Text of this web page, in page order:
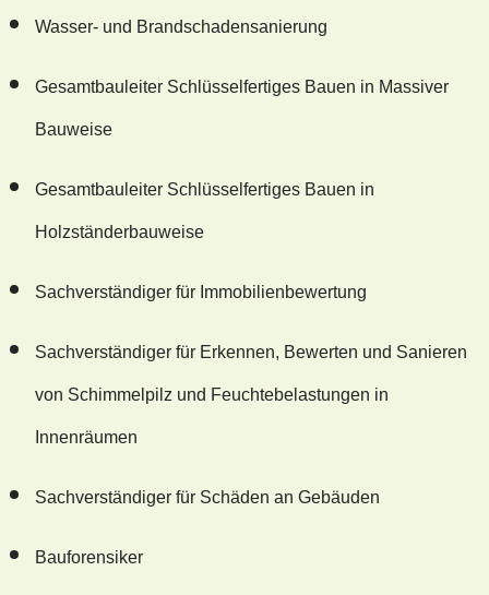
Wasser- und Brandschadensanierung
Gesamtbauleiter Schlüsselfertiges Bauen in Massiver
Bauweise
Gesamtbauleiter Schlüsselfertiges Bauen in
Holzständerbauweise
Sachverständiger für Immobilienbewertung
Sachverständiger für Erkennen, Bewerten und Sanieren
von Schimmelpilz und Feuchtebelastungen in
Innenräumen
Sachverständiger für Schäden an Gebäuden
Bauforensiker